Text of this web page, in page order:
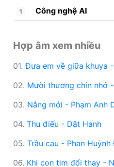
1 Công nghệ AI
Hợp âm xem nhiều
01.Đưa em về giữa khuya
02. Mười thương chín nhớ
03. Nắng mới - Phạm Anh
04. Thu điếu - Dật Hanh
05. Trầu cau - Phan Huỳnh
06. Khi con tim đổi thay -